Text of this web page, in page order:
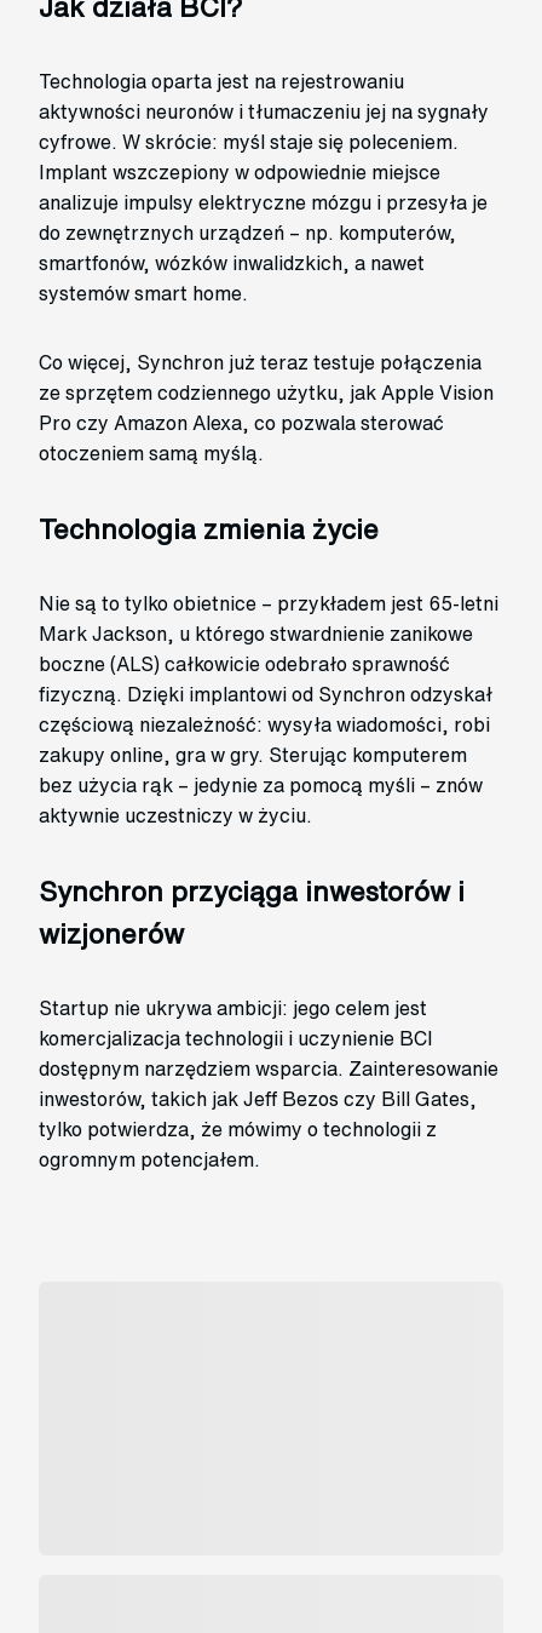
Jak działa BCI?
Technologia oparta jest na rejestrowaniu
aktywności neuronów i tłumaczeniu jej na sygnały
cyfrowe. W skrócie: myśl staje się poleceniem.
Implant wszczepiony w odpowiednie miejsce
analizuje impulsy elektryczne mózgu i przesyła je
do zewnętrznych urządzeń – np. komputerów,
smartfonów, wózków inwalidzkich, a nawet
systemów smart home.
Co więcej, Synchron już teraz testuje połączenia
ze sprzętem codziennego użytku, jak Apple Vision
Pro czy Amazon Alexa, co pozwala sterować
otoczeniem samą myślą.
Technologia zmienia życie
Nie są to tylko obietnice – przykładem jest 65-letni
Mark Jackson, u którego stwardnienie zanikowe
boczne (ALS) całkowicie odebrało sprawność
fizyczną. Dzięki implantowi od Synchron odzyskał
częściową niezależność: wysyła wiadomości, robi
zakupy online, gra w gry. Sterując komputerem
bez użycia rąk – jedynie za pomocą myśli – znów
aktywnie uczestniczy w życiu.
Synchron przyciąga inwestorów i
wizjonerów
Startup nie ukrywa ambicji: jego celem jest
komercjalizacja technologii i uczynienie BCI
dostępnym narzędziem wsparcia. Zainteresowanie
inwestorów, takich jak Jeff Bezos czy Bill Gates,
tylko potwierdza, że mówimy o technologii z
ogromnym potencjałem.